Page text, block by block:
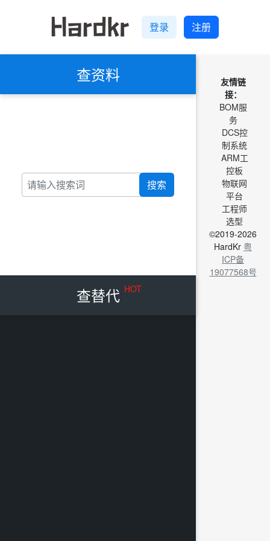
登录 注册
查资料
搜索
查替代 HOT
友情链
接：
BOM服
务
DCS控
制系统
ARM工
控板
物联网
平台
工程师
选型
©2019-2026
HardKr 粤
ICP备
19077568号